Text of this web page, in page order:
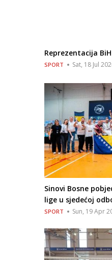
Reprezentacija
SPORT Sat, 18 Jul
Sinovi Bosne
lige u sjedećoj
SPORT Sun, 19 Apr